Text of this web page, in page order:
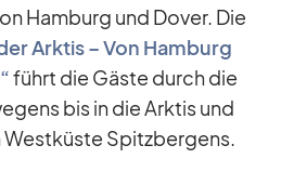
Ham­burg und Do­ver. Die
Ark­tis – Von Ham­burg
führt die Gäste durch die
bis in die Ark­tis und
Spitz­ber­gens.